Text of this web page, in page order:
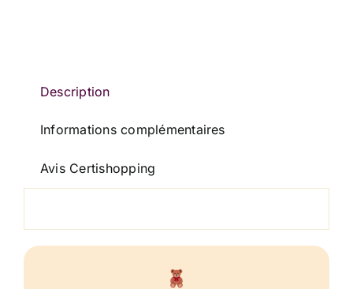
Description
Informations complémentaires
Avis Certishopping